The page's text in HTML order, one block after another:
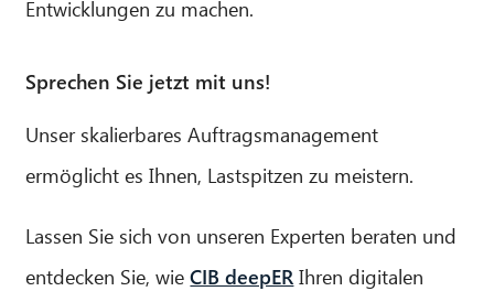
Entwicklungen zu machen.
Sprechen Sie jetzt mit uns!
Unser skalierbares Auftragsmanagement
ermöglicht es Ihnen, Lastspitzen zu meistern.
Lassen Sie sich von unseren Experten beraten und
entdecken Sie, wieCIB deepER Ihren digitalen